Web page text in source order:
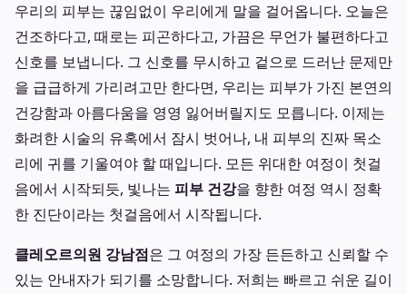
우리의 피부는 끊임없이 우리에게 말을 걸어옵니다. 오늘은
건조하다고, 때로는 피곤하다고, 가끔은 무언가 불편하다고
신호를 보냅니다. 그 신호를 무시하고 겉으로 드러난 문제만
을 급급하게 가리려고만 한다면, 우리는 피부가 가진 본연의
건강함과 아름다움을 영영 잃어버릴지도 모릅니다. 이제는
화려한 시술의 유혹에서 잠시 벗어나, 내 피부의 진짜 목소
리에 귀를 기울여야 할 때입니다. 모든 위대한 여정이 첫걸
음에서 시작되듯, 빛나는 피부 건강을 향한 여정 역시 정확
한 진단이라는 첫걸음에서 시작됩니다.
클레오르의원 강남점은 그 여정의 가장 든든하고 신뢰할 수
있는 안내자가 되기를 소망합니다. 저희는 빠르고 쉬운 길이